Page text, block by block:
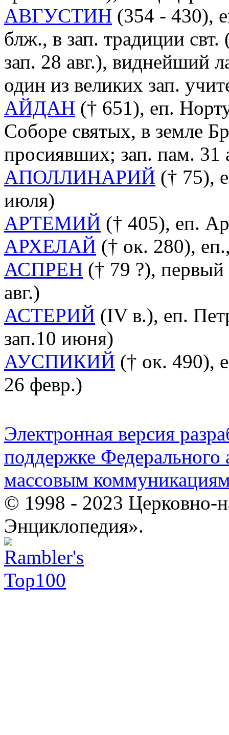
АВГУСТИН (354 - 430),
блж., в зап. традиции
зап. 28 авг.), виднейший
один из великих зап.
АЙДАН († 651), еп.
Соборе святых, в земле
просиявших; зап. пам. 31
АПОЛЛИНАРИЙ († 75),
июля)
АРТЕМИЙ († 405), еп.
АРХЕЛАЙ († ок. 280),
АСПРЕН († 79 ?), первый
авг.)
АСТЕРИЙ (IV в.), еп.
зап.10 июня)
АУСПИКИЙ († ок. 490),
26 февр.)
Электронная версия
поддержке Федерального
массовым
© 1998 - 2023 Церковно-
Энциклопедия».